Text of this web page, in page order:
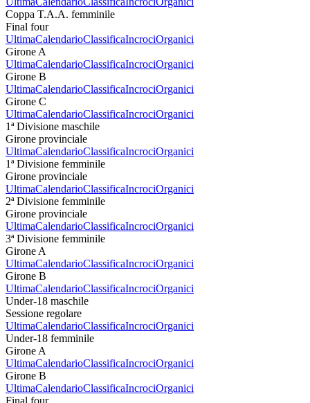
Coppa T.A.A. femminile
Final four
UltimaCalendarioClassificaIncrociOrganici
Girone A
UltimaCalendarioClassificaIncrociOrganici
Girone B
UltimaCalendarioClassificaIncrociOrganici
Girone C
UltimaCalendarioClassificaIncrociOrganici
1ª Divisione maschile
Girone provinciale
UltimaCalendarioClassificaIncrociOrganici
1ª Divisione femminile
Girone provinciale
UltimaCalendarioClassificaIncrociOrganici
2ª Divisione femminile
Girone provinciale
UltimaCalendarioClassificaIncrociOrganici
3ª Divisione femminile
Girone A
UltimaCalendarioClassificaIncrociOrganici
Girone B
UltimaCalendarioClassificaIncrociOrganici
Under-18 maschile
Sessione regolare
UltimaCalendarioClassificaIncrociOrganici
Under-18 femminile
Girone A
UltimaCalendarioClassificaIncrociOrganici
Girone B
UltimaCalendarioClassificaIncrociOrganici
Final four